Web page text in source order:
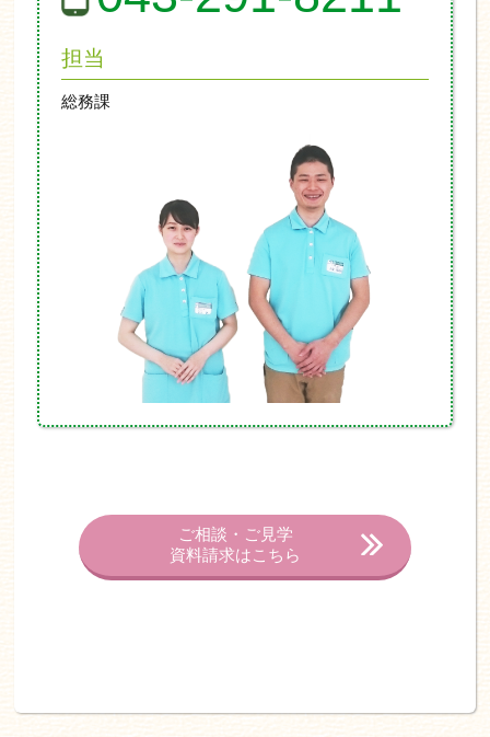
担当
総務課
ご相談・ご見学
資料請求はこちら